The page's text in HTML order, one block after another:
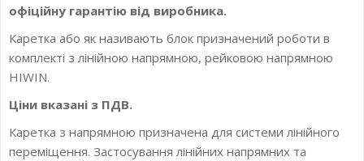
офіційну гарантію від виробника.
Каретка або як називають блок призначений роботи в
комплекті з лінійною напрямною, рейковою напрямною
HIWIN.
Ціни вказані з ПДВ.
Каретка з напрямною призначена для системи лінійного
переміщення. Застосування лінійних напрямних та